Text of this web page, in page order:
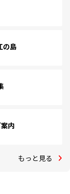
の島
内
もっと見る